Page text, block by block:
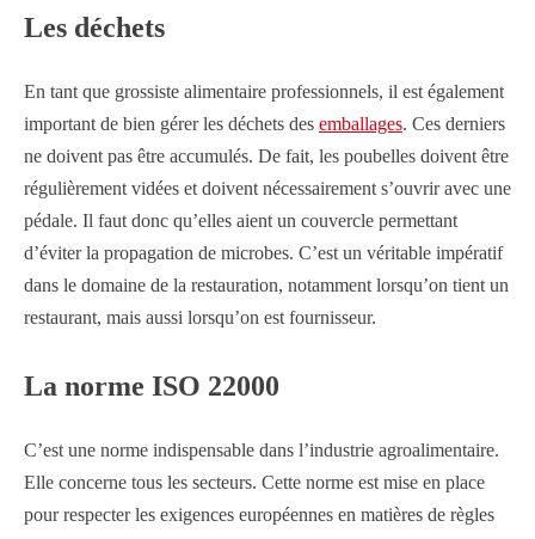
Les déchets
En tant que grossiste alimentaire professionnels, il est également
important de bien gérer les déchets des emballages. Ces derniers
ne doivent pas être accumulés. De fait, les poubelles doivent être
régulièrement vidées et doivent nécessairement s’ouvrir avec une
pédale. Il faut donc qu’elles aient un couvercle permettant
d’éviter la propagation de microbes. C’est un véritable impératif
dans le domaine de la restauration, notamment lorsqu’on tient un
restaurant, mais aussi lorsqu’on est fournisseur.
La norme ISO 22000
C’est une norme indispensable dans l’industrie agroalimentaire.
Elle concerne tous les secteurs. Cette norme est mise en place
pour respecter les exigences européennes en matières de règles